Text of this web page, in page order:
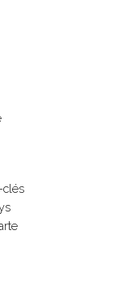
clés